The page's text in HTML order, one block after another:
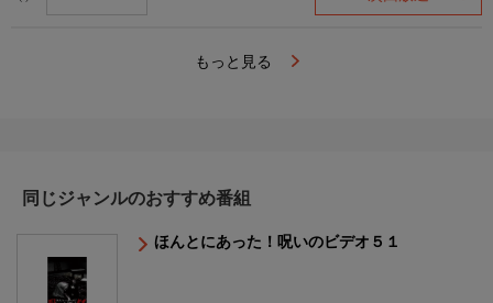
もっと見る
同じジャンルのおすすめ番組
ほんとにあった！呪いのビデオ５１